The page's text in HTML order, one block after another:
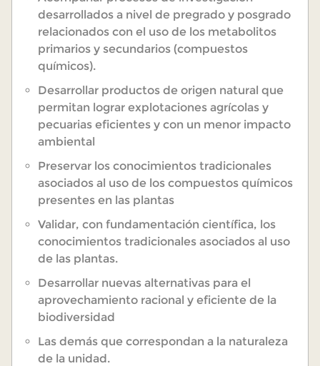
desarrollados a nivel de pregrado y posgrado
relacionados con el uso de los metabolitos
primarios y secundarios (compuestos
químicos).
Desarrollar productos de origen natural que
permitan lograr explotaciones agrícolas y
pecuarias eficientes y con un menor impacto
ambiental
Preservar los conocimientos tradicionales
asociados al uso de los compuestos químicos
presentes en las plantas
Validar, con fundamentación científica, los
conocimientos tradicionales asociados al uso
de las plantas.
Desarrollar nuevas alternativas para el
aprovechamiento racional y eficiente de la
biodiversidad
Las demás que correspondan a la naturaleza
de la unidad.